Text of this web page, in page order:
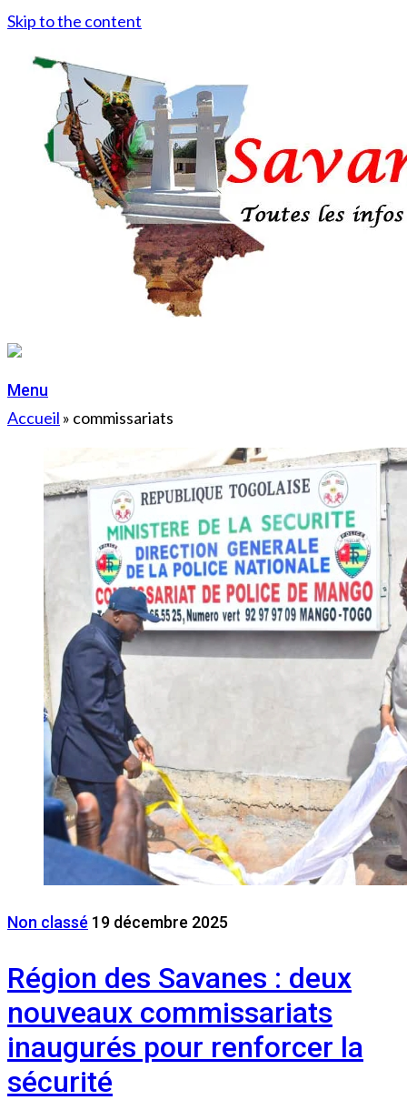
Skip to the content
Menu
Accueil » commissariats
Non classé 19 décembre 2025
Région des Savanes : deux
nouveaux commissariats
inaugurés pour renforcer la
sécurité